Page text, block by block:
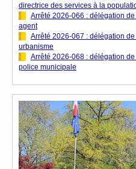
directrice des services à la
-
Arrêté 2026-066 : délégation
agent
-
Arrêté 2026-067 : délégation
urbanisme
-
Arrêté 2026-068 : délégation
police municipale